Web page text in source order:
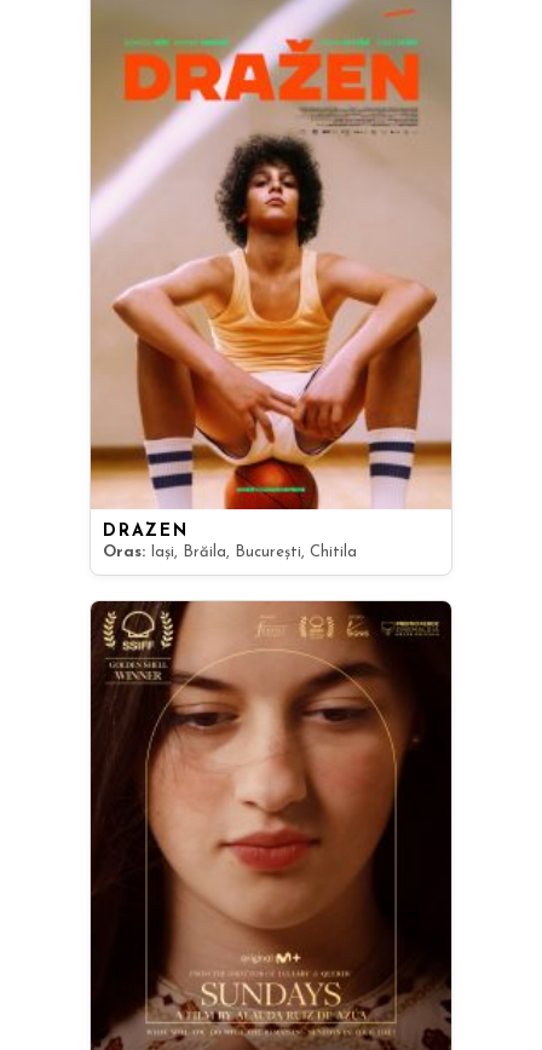
DRAZEN
Oras: Iași, Brăila, București, Chitila